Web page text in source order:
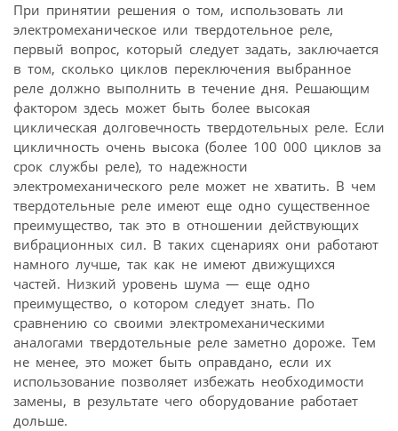
При принятии решения о том, использовать ли
электромеханическое или твердотельное реле,
первый вопрос, который следует задать, заключается
в том, сколько циклов переключения выбранное
реле должно выполнить в течение дня. Решающим
фактором здесь может быть более высокая
циклическая долговечность твердотельных реле. Если
цикличность очень высока (более 100 000 циклов за
срок службы реле), то надежности
электромеханического реле может не хватить. В чем
твердотельные реле имеют еще одно существенное
преимущество, так это в отношении действующих
вибрационных сил. В таких сценариях они работают
намного лучше, так как не имеют движущихся
частей. Низкий уровень шума — еще одно
преимущество, о котором следует знать. По
сравнению со своими электромеханическими
аналогами твердотельные реле заметно дороже. Тем
не менее, это может быть оправдано, если их
использование позволяет избежать необходимости
замены, в результате чего оборудование работает
дольше.